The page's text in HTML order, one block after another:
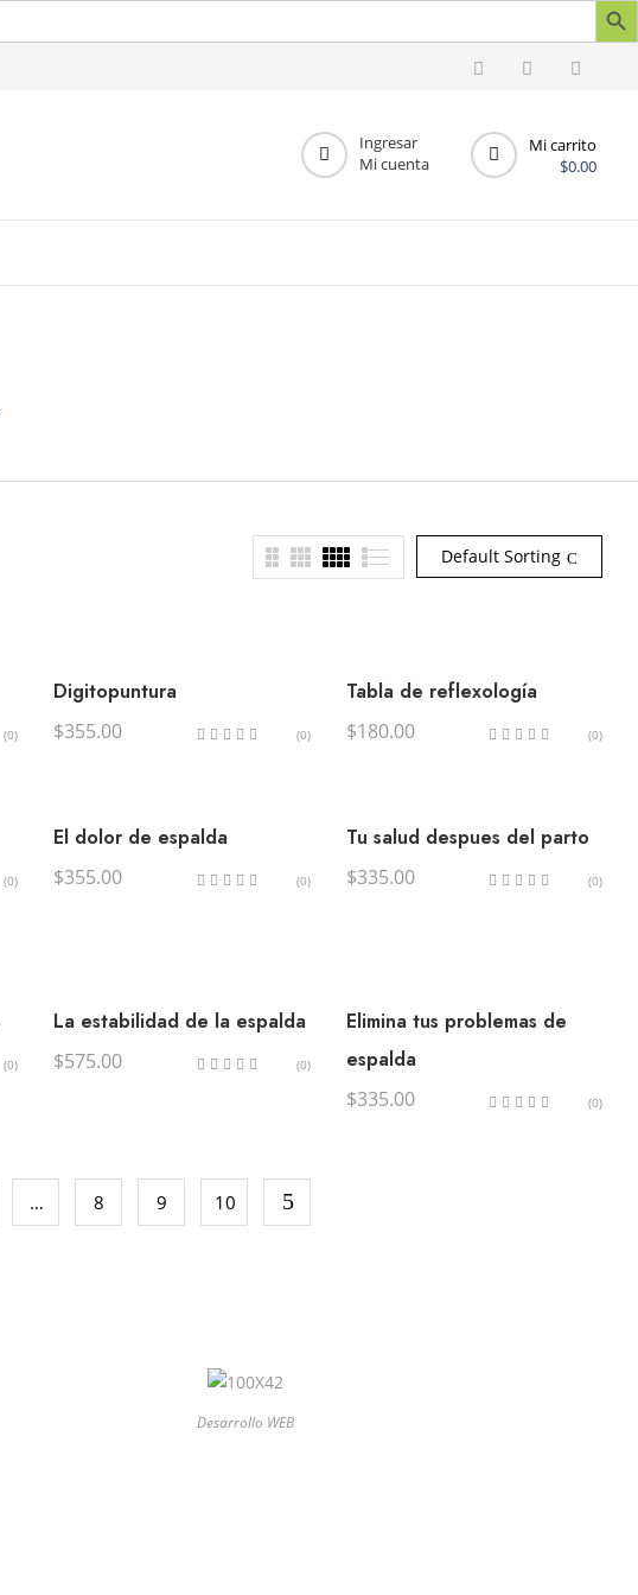
Ingresar
Mi cuenta
Mi carrito
$0.00
Default Sorting
(0)
Digitopuntura
$355.00 (0)
Tabla de reflexología
$180.00 (0)
(0)
El dolor de espalda
$355.00 (0)
Tu salud despues del parto
$335.00 (0)
(0)
La estabilidad de la espalda
$575.00 (0)
Elimina tus problemas de
espalda
$335.00 (0)
… 8 9 10
Desarrollo WEB